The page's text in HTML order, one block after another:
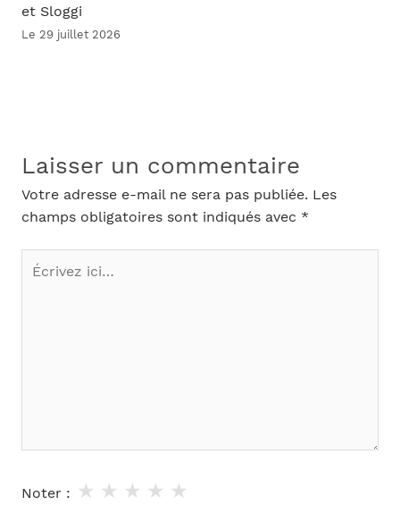
et Sloggi
Le 29 juillet 2026
Laisser un commentaire
Votre adresse e-mail ne sera pas publiée. Les
champs obligatoires sont indiqués avec *
Écrivez
ici…
Noter : ★
★
★
★
★